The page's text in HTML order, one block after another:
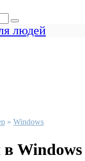
людей
» Windows
Windows